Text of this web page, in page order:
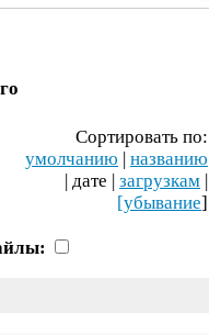
Сортировать по:
умолчанию | названию
| дате | загрузкам |
[убывание]